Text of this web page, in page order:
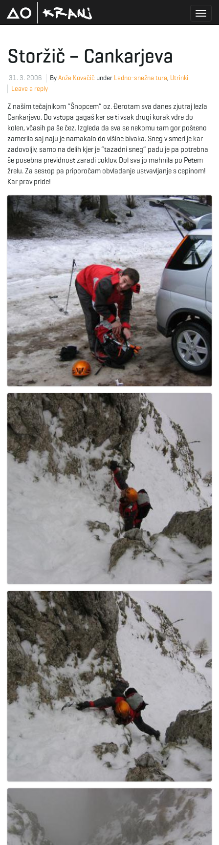
g
l
e
a
v
g
a
t
n
Storžič – Cankarjeva
31. 3. 2006 ByAnže Kovačič under Ledno-snežna tura, Utrinki
Leave a reply
Z našim tečajnikom “Šnopcem” oz. Ðerotam sva danes zjutraj lezla
Cankarjevo. Do vstopa gagaš ker se ti vsak drugi korak vdre do
kolen, včasih pa še čez. Izgleda da sva se nekomu tam gor pošteno
zamerila saj naju je namakalo do višine bivaka. Sneg v smeri je kar
zadovoljiv, samo na delih kjer je “tazadni sneg” padu je pa potrebna
še posebna previdnost zaradi coklov. Dol sva jo mahnila po Petem
žrelu. Za sestop pa priporočam obvladanje ustvavljanje s cepinom!
Kar prav pride!